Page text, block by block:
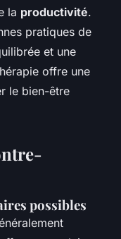
la productivité.
pratiques de
et une
offre une
le bien-être
possibles